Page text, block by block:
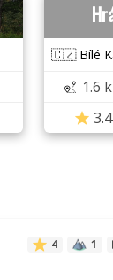
🇨🇿 Bílé
1.6
3.4
4 1